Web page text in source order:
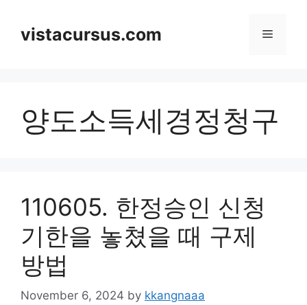
contentvistacursus.com Menu
양도소득세경정청구
110605. 한정승인 신청
기한을 놓쳤을 때 구제
방법
November 6, 2024 by kkangnaaa